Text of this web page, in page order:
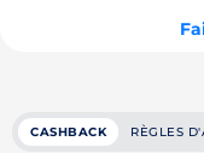
CASHBACK RÈGLES